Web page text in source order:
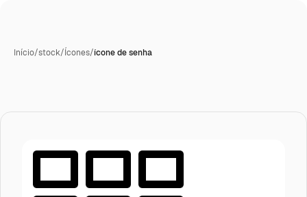
Início/stock/Ícones/ícone de senha